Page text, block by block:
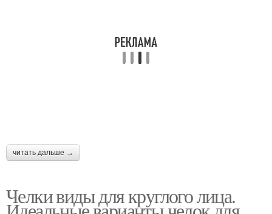
читать дальше →
Челки виды для круглого лица.